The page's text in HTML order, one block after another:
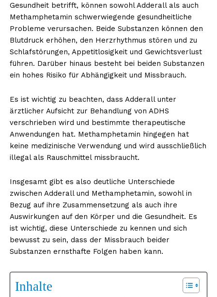
Gesundheit betrifft, können sowohl Adderall als auch
Methamphetamin schwerwiegende gesundheitliche
Probleme verursachen. Beide Substanzen können den
Blutdruck erhöhen, den Herzrhythmus stören und zu
Schlafstörungen, Appetitlosigkeit und Gewichtsverlust
führen. Darüber hinaus besteht bei beiden Substanzen
ein hohes Risiko für Abhängigkeit und Missbrauch.
Es ist wichtig zu beachten, dass Adderall unter
ärztlicher Aufsicht zur Behandlung von ADHS
verschrieben wird und bestimmte therapeutische
Anwendungen hat. Methamphetamin hingegen hat
keine medizinische Verwendung und wird ausschließlich
illegal als Rauschmittel missbraucht.
Insgesamt gibt es also deutliche Unterschiede
zwischen Adderall und Methamphetamin, sowohl in
Bezug auf ihre Zusammensetzung als auch ihre
Auswirkungen auf den Körper und die Gesundheit. Es
ist wichtig, diese Unterschiede zu kennen und sich
bewusst zu sein, dass der Missbrauch beider
Substanzen ernsthafte Folgen haben kann.
Inhalte